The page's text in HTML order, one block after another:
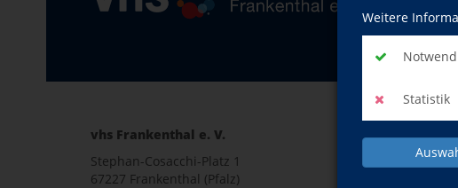
Weitere
Statistik
vhs Frankenthal e. V.
Stephan-Cosacchi-Platz 1
67227 Frankenthal (Pfalz)
E-Mail &
info@vhs-ft.de